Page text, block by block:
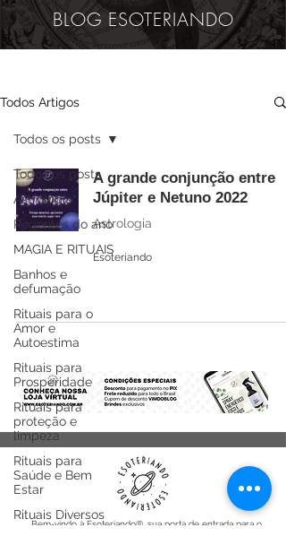
BLOG ESOTERIANDO
Todos Artigos
Todos os posts
Astrologia
Regentes do ano
MAGIA E RITUAIS
Banhos e
defumação
Rituais para o
Amor e
Autoestima
Rituais para
Prosperidade
Rituais para
proteção e
limpeza
Rituais para
Saúde e Bem
Estar
Rituais Diversos
Todos os posts
A grande conjunção entre
Júpiter e Netuno 2022
Astrologia
Esoteriando
Bem-vindo à Esoteriando®, sua porta de entrada para o